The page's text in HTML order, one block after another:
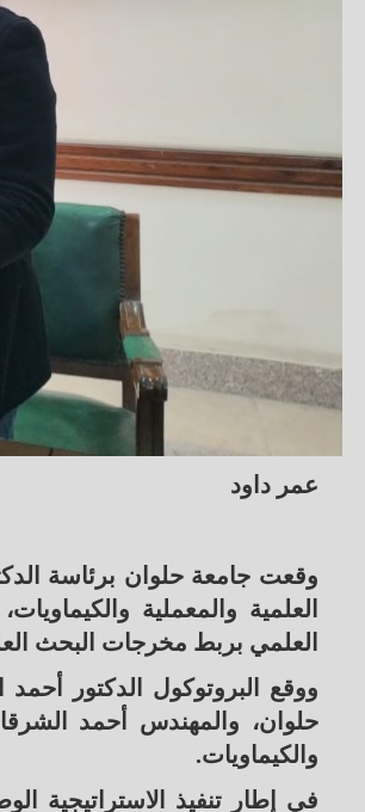
عمر داود
وقعت جامعة حلوان برئاسة
العلمية والمعملية
العلمي بربط مخرجات البحث
ووقع البروتوكول الدكتور أحمد
حلوان، والمهندس أحمد
والكيماويات.
في إطار تنفيذ الاستراتيجية